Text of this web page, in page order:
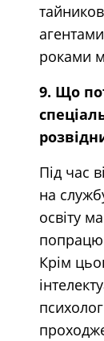
роками
9. Що
Під час
на
освіту
Крім